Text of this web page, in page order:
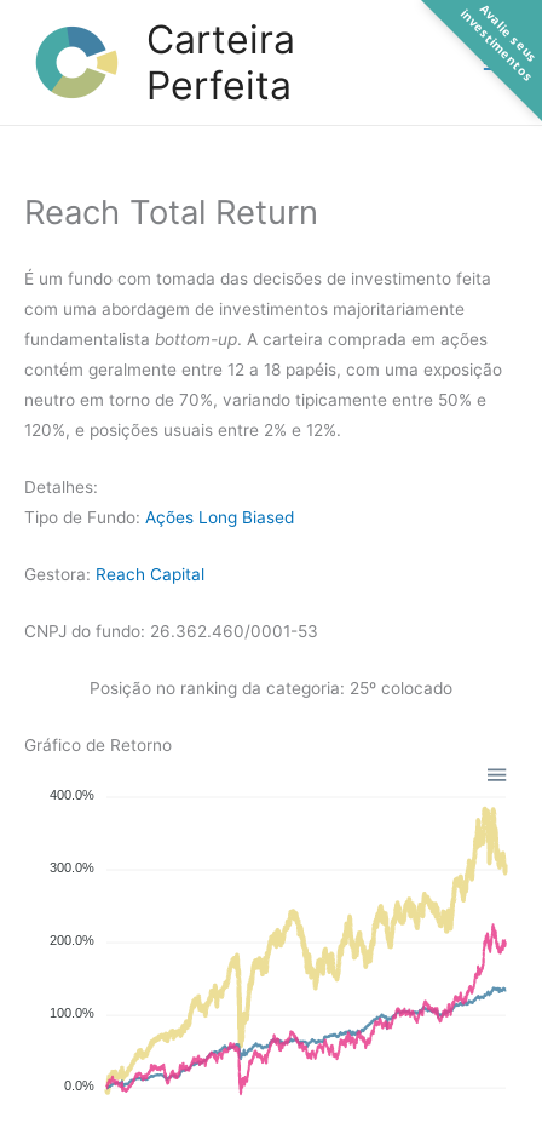
conteúdo
Carteira
Perfeita
Reach Total Return
É um fundo com tomada das decisões de investimento feita
com uma abordagem de investimentos majoritariamente
fundamentalista bottom-up. A carteira comprada em ações
contém geralmente entre 12 a 18 papéis, com uma exposição
neutro em torno de 70%, variando tipicamente entre 50% e
120%, e posições usuais entre 2% e 12%.
Detalhes:
Tipo de Fundo: Ações Long Biased
Gestora: Reach Capital
CNPJ do fundo: 26.362.460/0001-53
Posição no ranking da categoria: 25º colocado
Gráfico de Retorno
400.0%
300.0%
200.0%
100.0%
0.0%
A
v
a
l
i
e
s
e
u
s
i
n
v
e
s
t
i
m
e
n
t
o
s